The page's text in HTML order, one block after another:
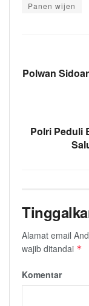
Panen wijen
Polwan
Polri Peduli
Alamat email
wajib ditandai *
Komentar